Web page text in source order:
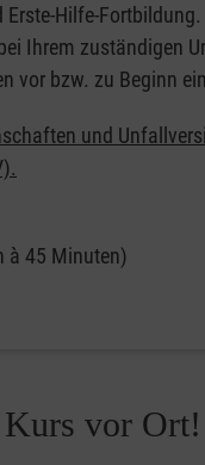
Erste-Hilfe-
Ihrem zuständigen
vor bzw. zu Beginn
und
à 45 Minuten)
vor Ort!